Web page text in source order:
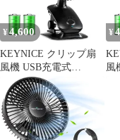
¥4,600
KEYNICE クリップ扇
風機 USB充電式
5000mAh 自動首振り 静
音 コードレス 360度調
整 卓上／壁掛け KN-
618 ブラック 0
¥
風